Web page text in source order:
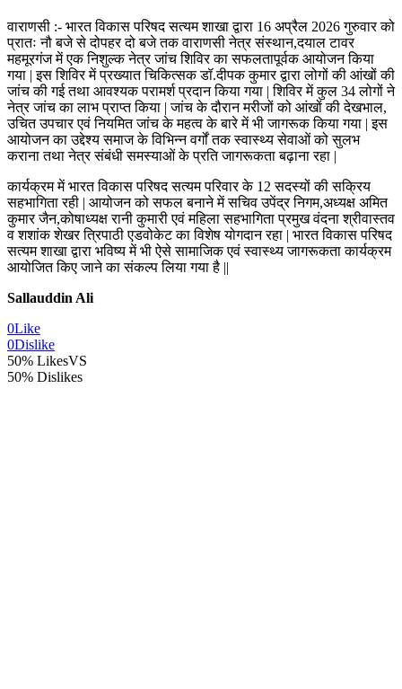
वाराणसी :- भारत विकास परिषद सत्यम शाखा द्वारा 16 अप्रैल 2026 गुरुवार को
प्रातः नौ बजे से दोपहर दो बजे तक वाराणसी नेत्र संस्थान,दयाल टावर
महमूरगंज में एक निशुल्क नेत्र जांच शिविर का सफलतापूर्वक आयोजन किया
गया | इस शिविर में प्रख्यात चिकित्सक डॉ.दीपक कुमार द्वारा लोगों की आंखों की
जांच की गई तथा आवश्यक परामर्श प्रदान किया गया | शिविर में कुल 34 लोगों ने
नेत्र जांच का लाभ प्राप्त किया | जांच के दौरान मरीजों को आंखों की देखभाल,
उचित उपचार एवं नियमित जांच के महत्व के बारे में भी जागरूक किया गया | इस
आयोजन का उद्देश्य समाज के विभिन्न वर्गों तक स्वास्थ्य सेवाओं को सुलभ
कराना तथा नेत्र संबंधी समस्याओं के प्रति जागरूकता बढ़ाना रहा |
कार्यक्रम में भारत विकास परिषद सत्यम परिवार के 12 सदस्यों की सक्रिय
सहभागिता रही | आयोजन को सफल बनाने में सचिव उपेंद्र निगम,अध्यक्ष अमित
कुमार जैन,कोषाध्यक्ष रानी कुमारी एवं महिला सहभागिता प्रमुख वंदना श्रीवास्तव
व शशांक शेखर त्रिपाठी एडवोकेट का विशेष योगदान रहा | भारत विकास परिषद
सत्यम शाखा द्वारा भविष्य में भी ऐसे सामाजिक एवं स्वास्थ्य जागरूकता कार्यक्रम
आयोजित किए जाने का संकल्प लिया गया है ||
Sallauddin Ali
0Like
0Dislike
50% LikesVS
50% Dislikes